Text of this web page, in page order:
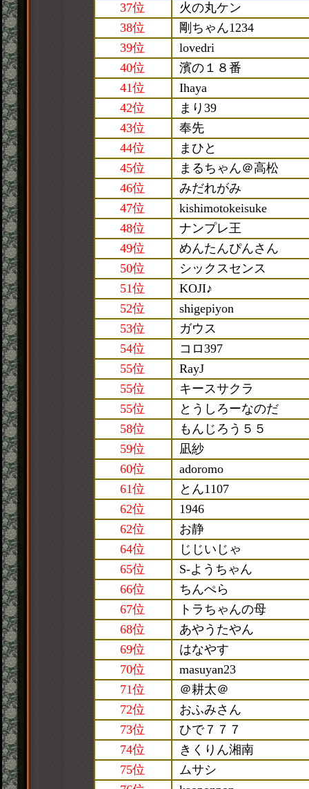
37位
火の丸ケン
38位
剛ちゃん1234
39位
lovedri
40位
濱の１８番
41位
Ihaya
42位
まり39
43位
奉先
44位
まひと
45位
まるちゃん＠高松
46位
みだれがみ
47位
kishimotokeisuke
48位
ナンプレ王
49位
めんたんぴんさん
50位
シックスセンス
51位
KOJI♪
52位
shigepiyon
53位
ガウス
54位
コロ397
55位
RayJ
55位
キースサクラ
55位
とうしろーなのだ
58位
もんじろう５５
59位
凪紗
60位
adoromo
61位
とん1107
62位
1946
62位
お静
64位
じじいじゃ
65位
S-ようちゃん
66位
ちんぺら
67位
トラちゃんの母
68位
あやうたやん
69位
はなやす
70位
masuyan23
71位
＠耕太＠
72位
おふみさん
73位
ひで７７７
74位
きくりん湘南
75位
ムサシ